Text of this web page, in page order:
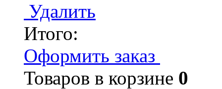
Удалить
Итого:
Оформить заказ
Товаров в корзине 0